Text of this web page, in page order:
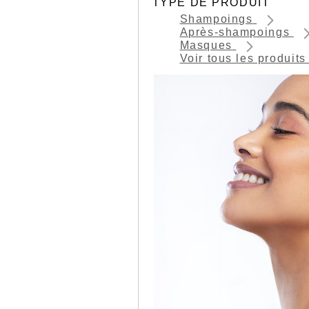
Shampoings
Après-shampoings
Masques
Voir tous les